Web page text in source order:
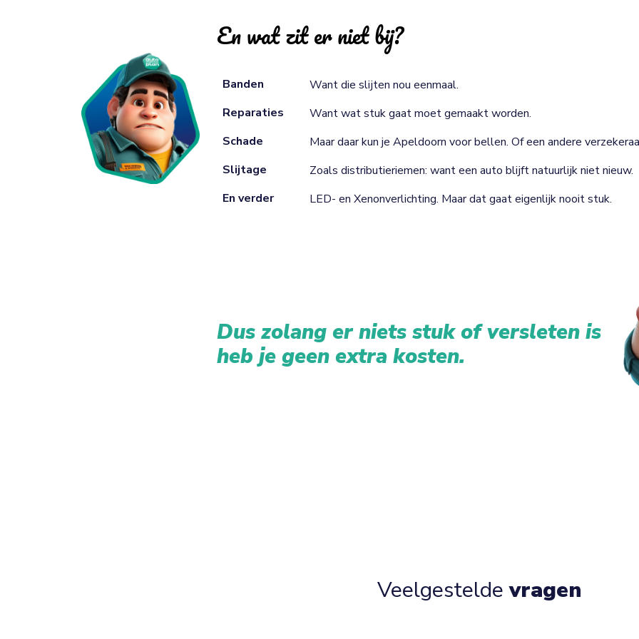
En wat zit er niet bij?
Banden
Want die slijten nou eenmaal.
Reparaties
Want wat stuk gaat moet gemaakt worden.
Schade
Maar daar kun je Apeldoorn voor bellen. Of een andere
Slijtage
Zoals distributieriemen: want een auto blijft natuurlijk niet nieuw.
En verder
LED- en Xenonverlichting. Maar dat gaat eigenlijk nooit stuk.
Dus zolang er niets stuk of versleten is
heb je geen extra kosten.
Veelgesteldevragen